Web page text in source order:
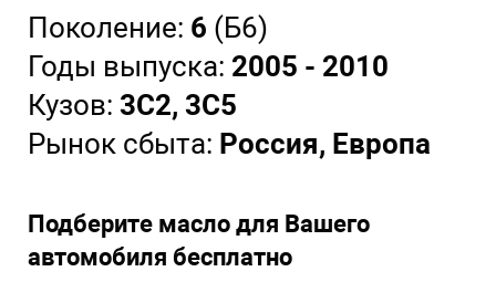
Поколение: 6 (Б6)
Годы выпуска: 2005 - 2010
Кузов: 3C2, 3C5
Рынок сбыта: Россия, Европа
Подберите масло для Вашего
автомобиля бесплатно